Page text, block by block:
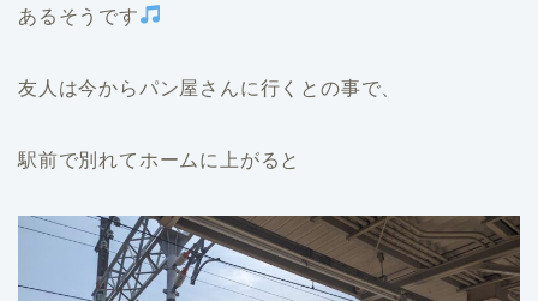
あるそうです
友人は今からパン屋さんに行くとの事で、
駅前で別れてホームに上がると